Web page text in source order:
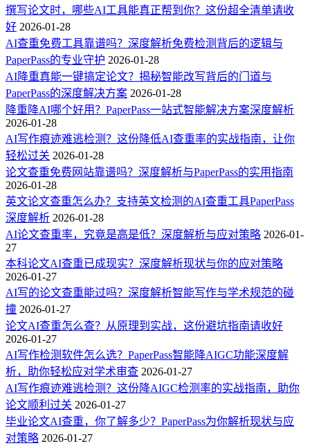
撰写论文时，哪些AI工具能真正帮到你？这份超全清单请收
好 2026-01-28
AI查重免费工具靠谱吗？深度解析免费检测背后的逻辑与
PaperPass的专业守护 2026-01-28
AI降重真能一键搞定论文？揭秘智能改写背后的门道与
PaperPass的深度解决方案 2026-01-28
降重降AI哪个好用？PaperPass一站式智能解决方案深度解析
2026-01-28
AI写作痕迹难逃检测？这份降低AI查重率的实战指南，让你
轻松过关 2026-01-28
论文查重免费网站靠谱吗？深度解析与PaperPass的实用指南
2026-01-28
英文论文查重怎么办？支持英文检测的AI查重工具PaperPass
深度解析 2026-01-28
AI论文查重率，究竟是高是低？深度解析与应对策略 2026-01-
27
本科论文AI查重已成现实？深度解析现状与你的应对策略
2026-01-27
AI写的论文查重能过吗？深度解析智能写作与学术规范的碰
撞 2026-01-27
论文AI查重怎么查？从原理到实战，这份避坑指南请收好
2026-01-27
AI写作检测软件怎么选？PaperPass智能降AIGC功能深度解
析，助你轻松应对学术审查 2026-01-27
AI写作痕迹难逃检测？这份降AIGC检测率的实战指南，助你
论文顺利过关 2026-01-27
毕业论文AI查重，你了解多少？PaperPass为你解析现状与应
对策略 2026-01-27